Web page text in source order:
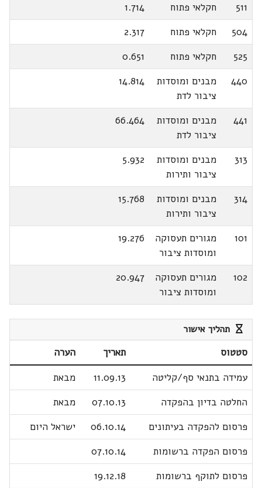
511
חקלאי פתוח
1.714
504
חקלאי פתוח
2.317
525
חקלאי פתוח
0.651
440
מבנים ומוסדות
ציבור לדת
14.814
441
מבנים ומוסדות
ציבור לדת
66.464
313
מבנים ומוסדות
ציבור ותירות
5.932
314
מבנים ומוסדות
ציבור ותירות
15.768
101
מגורים תעסוקה
ומוסדות ציבור
19.276
102
מגורים תעסוקה
ומוסדות ציבור
20.947
תהליך אישור
סטטוס תאריך
הערה
עמידה בתנאי סף/קליטה
11.09.13
מבאת
החלטה בדיון בהפקדה
07.10.13
מבאת
פרסום להפקדה בעיתונים
06.10.14
ישראל היום
פרסום הפקדה ברשומות
07.10.14
פרסום לתוקף ברשומות
19.12.18